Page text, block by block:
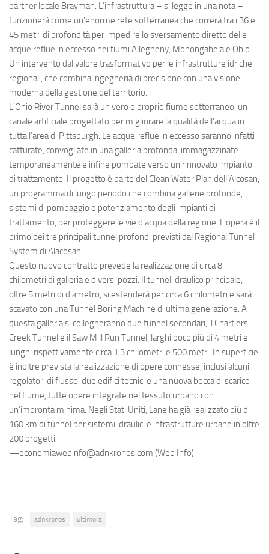
partner locale Brayman. L’infrastruttura – si legge in una nota –
funzionerà come un’enorme rete sotterranea che correrà tra i 36 e i
45 metri di profondità per impedire lo sversamento diretto delle
acque reflue in eccesso nei fiumi Allegheny, Monongahela e Ohio.
Un intervento dal valore trasformativo per le infrastrutture idriche
regionali, che combina ingegneria di precisione con una visione
moderna della gestione del territorio.
L’Ohio River Tunnel sarà un vero e proprio fiume sotterraneo, un
canale artificiale progettato per migliorare la qualità dell’acqua in
tutta l’area di Pittsburgh. Le acque reflue in eccesso saranno infatti
catturate, convogliate in una galleria profonda, immagazzinate
temporaneamente e infine pompate verso un rinnovato impianto
di trattamento. Il progetto è parte del Clean Water Plan dell’Alcosan,
un programma di lungo periodo che combina gallerie profonde,
sistemi di pompaggio e potenziamento degli impianti di
trattamento, per proteggere le vie d’acqua della regione. L’opera è il
primo dei tre principali tunnel profondi previsti dal Regional Tunnel
System di Alacosan.
Questo nuovo contratto prevede la realizzazione di circa 8
chilometri di galleria e diversi pozzi. Il tunnel idraulico principale,
oltre 5 metri di diametro, si estenderà per circa 6 chilometri e sarà
scavato con una Tunnel Boring Machine di ultima generazione. A
questa galleria si collegheranno due tunnel secondari, il Chartiers
Creek Tunnel e il Saw Mill Run Tunnel, larghi poco più di 4 metri e
lunghi rispettivamente circa 1,3 chilometri e 500 metri. In superficie
è inoltre prevista la realizzazione di opere connesse, inclusi alcuni
regolatori di flusso, due edifici tecnici e una nuova bocca di scarico
nel fiume, tutte opere integrate nel tessuto urbano con
un’impronta minima. Negli Stati Uniti, Lane ha già realizzato più di
160 km di tunnel per sistemi idraulici e infrastrutture urbane in oltre
200 progetti.
—economiawebinfo@adnkronos.com (Web Info)
Tag: adnkronos ultimora